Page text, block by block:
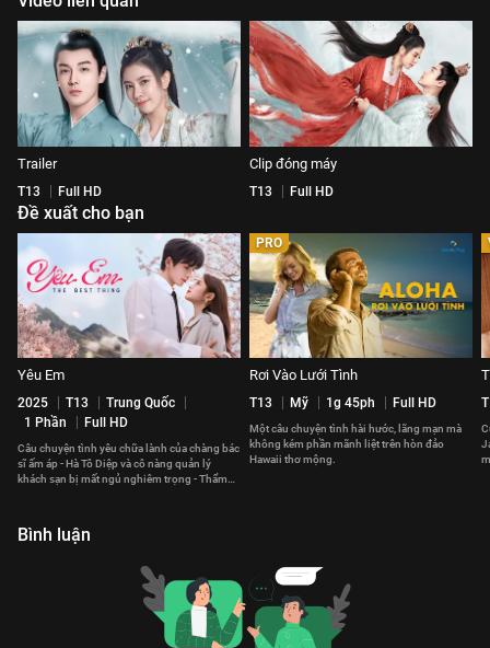
Trailer
T13 Full HD
Clip đóng máy
T13 Full HD
Đề xuất cho bạn
Yêu Em
2025 T13
Trung Quốc
1 Phần
Full HD
Câu chuyện tình yêu chữa lành của chàng bác
sĩ ấm áp - Hà Tô Diệp và cô nàng quản lý
khách sạn bị mất ngủ nghiêm trọng - Thẩm
PRO
Rơi Vào Lưới Tình
T13 Mỹ 1g 45ph Full HD
Một câu chuyện tình hài hước, lãng mạn mà
không kém phần mãnh liệt trên hòn đảo
Hawaii thơ mộng.
Bình luận